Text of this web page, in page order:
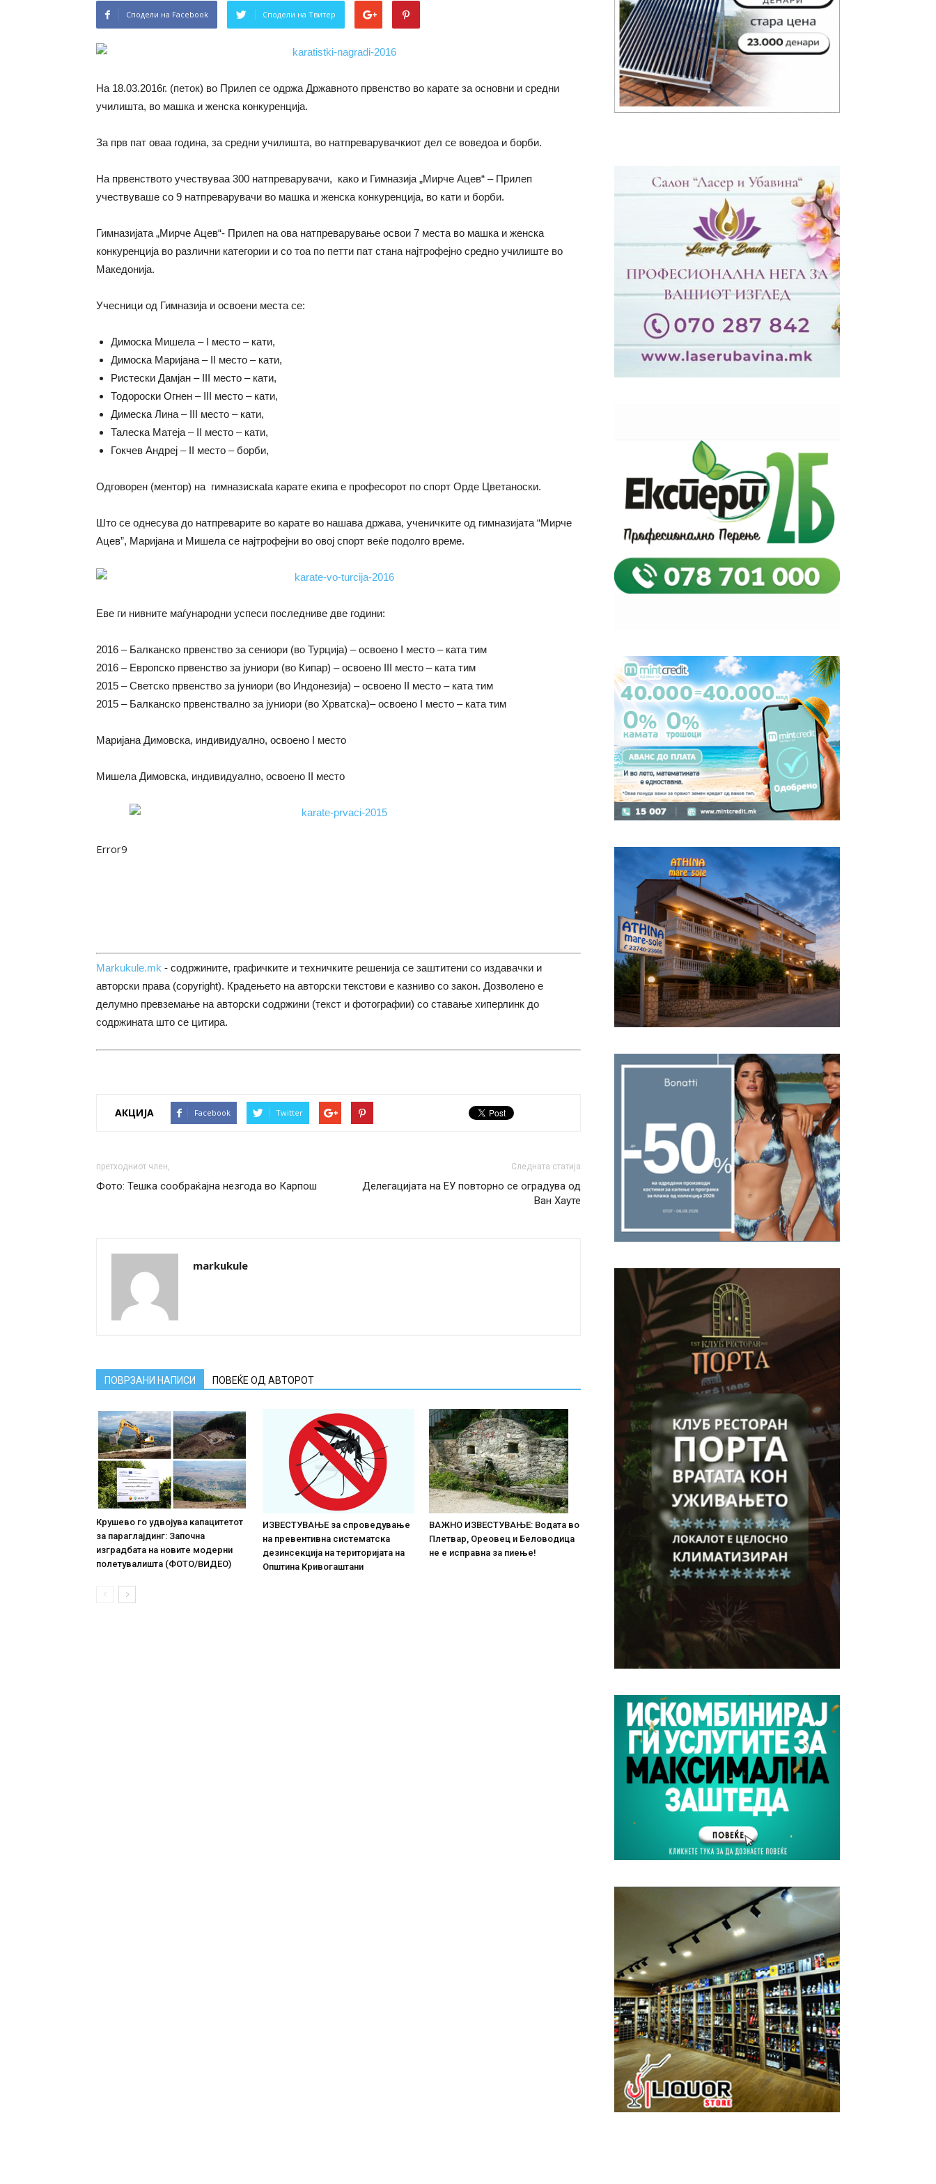
Сподели на Facebook Сподели на Твитер
На 18.03.2016г. (петок) во Прилеп се одржа Државното првенство во карате за основни и средни
училишта, во машка и женска конкуренција.
За прв пат оваа година, за средни училишта, во натпреварувачкиот дел се воведоа и борби.
На првенството учествуваа 300 натпреварувачи, како и Гимназија „Мирче Ацев“ – Прилеп
учествуваше со 9 натпреварувачи во машка и женска конкуренција, во кати и борби.
Гимназијата „Мирче Ацев“- Прилеп на ова натпреварување освои 7 места во машка и женска
конкуренција во различни категории и со тоа по петти пат стана најтрофејно средно училиште во
Македонија.
Учесници од Гимназија и освоени места се:
Димоска Мишела – I место – кати,
Димоска Маријана – II место – кати,
Ристески Дамјан – III место – кати,
Тодороски Огнен – III место – кати,
Димеска Лина – III место – кати,
Талеска Матеја – II место – кати,
Гокчев Андреј – II место – борби,
Одговорен (ментор) на гимназискаta карате екипа е професорот по спорт Орде Цветаноски.
Што се однесува до натпреварите во карате во нашава држава, ученичките од гимназијата “Мирче
Ацев”, Маријана и Мишела се најтрофејни во овој спорт веќе подолго време.
Еве ги нивните маѓународни успеси последниве две години:
2016 – Балканско првенство за сениори (во Турција) – освоено I место – ката тим
2016 – Европско првенство за јуниори (во Кипар) – освоено III место – ката тим
2015 – Светско првенство за јуниори (во Индонезија) – освоено II место – ката тим
2015 – Балканско првенствално за јуниори (во Хрватска)– освоено I место – ката тим
Маријана Димовска, индивидуално, освоено I место
Мишела Димовска, индивидуално, освоено II место
Error9
Markukule.mk - содржините, графичките и техничките решенија се заштитени со издавачки и
авторски права (copyright). Крадењето на авторски текстови е казниво со закон. Дозволено е
делумно превземање на авторски содржини (текст и фотографии) со ставање хиперлинк до
содржината што се цитира.
АКЦИЈА Facebook Twitter
претходниот член,
Фото: Тешка сообраќајна незгода во Карпош
Следната статија
Делегацијата на ЕУ повторно се оградува од
Ван Хауте
markukule
ПОВРЗАНИ НАПИСИ ПОВЕЌЕ ОД АВТОРОТ
Крушево го удвојува капацитетот
за параглајдинг: Започна
изградбата на новите модерни
полетувалишта (ФОТО/ВИДЕО)
ИЗВЕСТУВАЊЕ за спроведување
на превентивна систематска
дезинсекција на територијата нa
Општина Кривогаштани
ВАЖНО ИЗВЕСТУВАЊЕ: Водата во
Плетвар, Ореовец и Беловодица
не е исправна за пиење!